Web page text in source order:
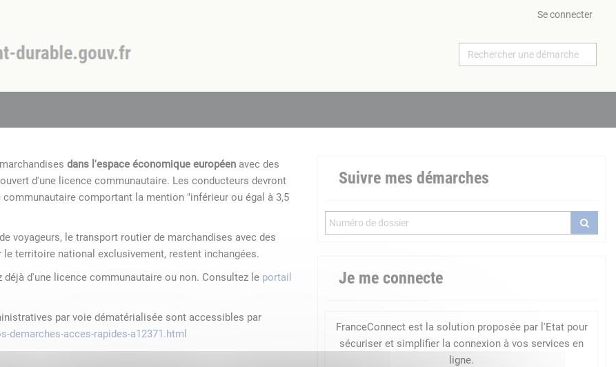
Se connecter
dans l'espace économique européen avec des
d'une licence communautaire. Les conducteurs devront
comportant la mention "inférieur ou égal à 3,5
voyageurs, le transport routier de marchandises avec des
territoire national exclusivement, restent inchangées.
d'une licence communautaire ou non. Consultez le portail
par voie dématérialisée sont accessibles par
demarches-acces-rapides-a12371.html
Suivre mes démarches
Je me connecte
FranceConnect est la solution proposée par l'Etat pour
sécuriser et simplifier la connexion à vos services en
ligne.